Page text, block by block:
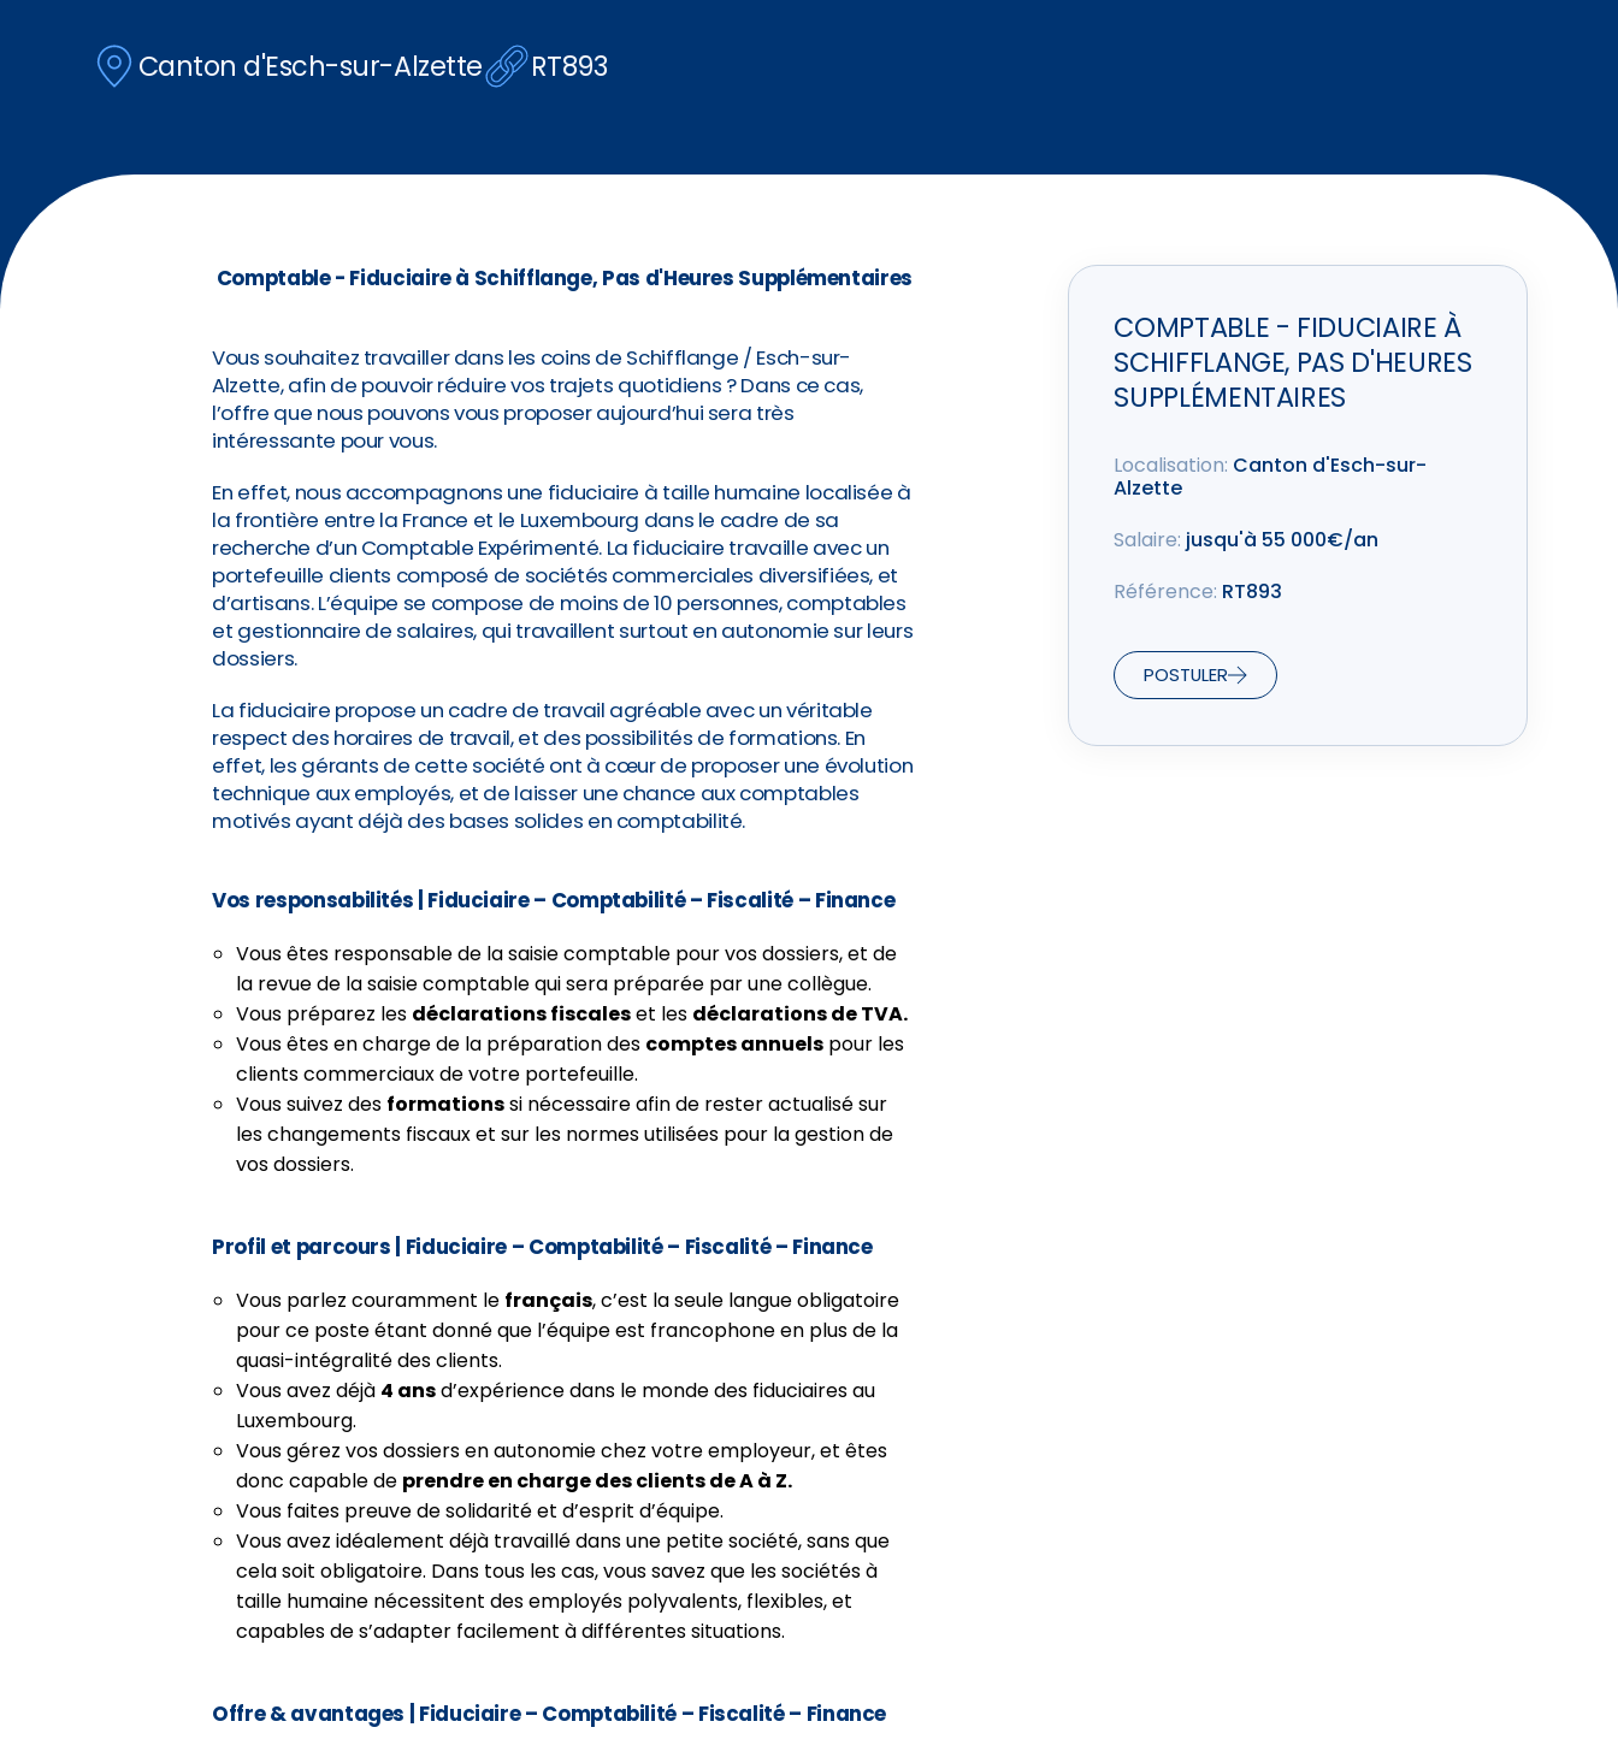
Canton d'Esch-sur-Alzette RT893
Comptable - Fiduciaire à Schifflange, Pas d'Heures Supplémentaires
Vous souhaitez travailler dans les coins de Schifflange / Esch-sur-
Alzette, afin de pouvoir réduire vos trajets quotidiens ? Dans ce cas,
l’offre que nous pouvons vous proposer aujourd’hui sera très
intéressante pour vous.
En effet, nous accompagnons une fiduciaire à taille humaine localisée à
la frontière entre la France et le Luxembourg dans le cadre de sa
recherche d’un Comptable Expérimenté. La fiduciaire travaille avec un
portefeuille clients composé de sociétés commerciales diversifiées, et
d’artisans. L’équipe se compose de moins de 10 personnes, comptables
et gestionnaire de salaires, qui travaillent surtout en autonomie sur leurs
dossiers.
La fiduciaire propose un cadre de travail agréable avec un véritable
respect des horaires de travail, et des possibilités de formations. En
effet, les gérants de cette société ont à cœur de proposer une évolution
technique aux employés, et de laisser une chance aux comptables
motivés ayant déjà des bases solides en comptabilité.
Vos responsabilités | Fiduciaire – Comptabilité – Fiscalité – Finance
Vous êtes responsable de la saisie comptable pour vos dossiers, et de
la revue de la saisie comptable qui sera préparée par une collègue.
Vous préparez les déclarations fiscaleset les déclarations de TVA.
Vous êtes en charge de la préparation des comptes annuels pour les
clients commerciaux de votre portefeuille.
Vous suivez des formationssi nécessaire afin de rester actualisé sur
les changements fiscaux et sur les normes utilisées pour la gestion de
vos dossiers.
Profil et parcours | Fiduciaire – Comptabilité – Fiscalité – Finance
Vous parlez couramment le français, c’est la seule langue obligatoire
pour ce poste étant donné que l’équipe est francophone en plus de la
quasi-intégralité des clients.
Vous avez déjà 4 ansd’expérience dans le monde des fiduciaires au
Luxembourg.
Vous gérez vos dossiers en autonomie chez votre employeur, et êtes
donc capable de prendre en charge des clients de A à Z.
Vous faites preuve de solidarité et d’esprit d’équipe.
Vous avez idéalement déjà travaillé dans une petite société, sans que
cela soit obligatoire. Dans tous les cas, vous savez que les sociétés à
taille humaine nécessitent des employés polyvalents, flexibles, et
capables de s’adapter facilement à différentes situations.
Offre & avantages | Fiduciaire – Comptabilité – Fiscalité – Finance
COMPTABLE - FIDUCIAIRE À
SCHIFFLANGE, PAS D'HEURES
SUPPLÉMENTAIRES
Localisation: Canton d'Esch-sur-
Alzette
Salaire: jusqu'à 55 000€/an
Référence: RT893
POSTULER